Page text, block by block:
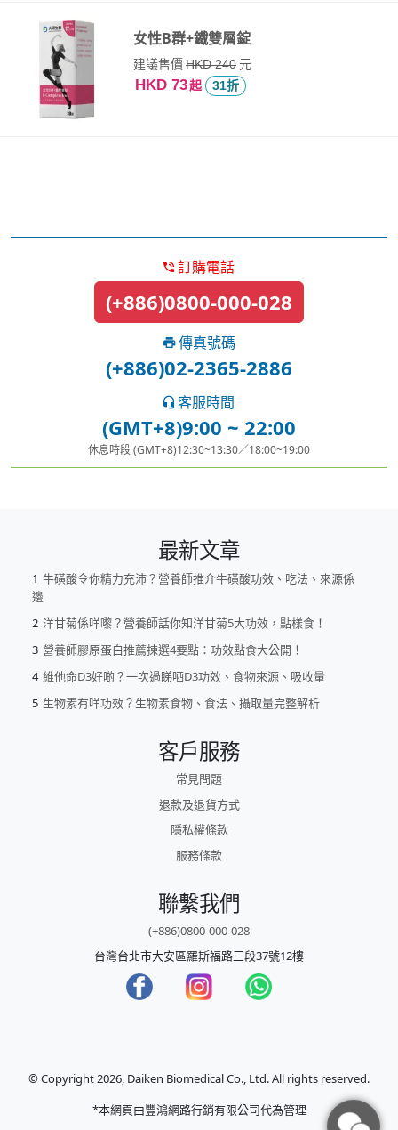
女性B群+鐵雙層錠
建議售價HKD 240元
HKD 73起 31折
訂購電話
(+886)0800-000-028
傳真號碼
(+886)02-2365-2886
客服時間
(GMT+8)9:00 ~ 22:00
休息時段 (GMT+8)12:30~13:30／18:00~19:00
最新文章
牛磺酸令你精力充沛？營養師推介牛磺酸功效、吃法、來源係
邊
洋甘菊係咩嚟？營養師話你知洋甘菊5大功效，點樣食！
營養師膠原蛋白推薦揀選4要點：功效點食大公開！
維他命D3好啲？一次過睇哂D3功效、食物來源、吸收量
生物素有咩功效？生物素食物、食法、攝取量完整解析
客戶服務
常見問題
退款及退貨方式
隱私權條款
服務條款
聯繫我們
(+886)0800-000-028
台灣台北市大安區羅斯福路三段37號12樓
© Copyright 2026, Daiken Biomedical Co., Ltd. All rights reserved.
*本網頁由豐鴻網路行銷有限公司代為管理